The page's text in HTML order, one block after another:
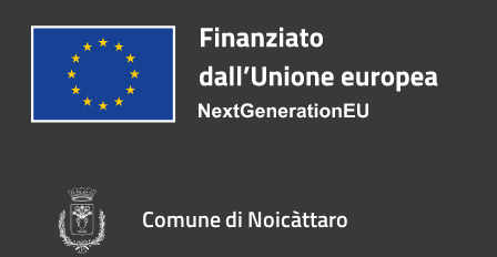
Comune di Noicàttaro